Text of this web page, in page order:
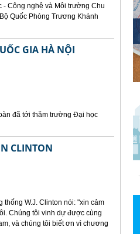
Công nghệ và Môi trường Chu
Quốc Phòng Trương Khánh
GIA HÀ NỘI
đã tới thăm trường Đại học
CLINTON
W.J. Clinton nói: "xin cảm
Chúng tôi vinh dự được cùng
và chúng tôi biết ơn vì chương